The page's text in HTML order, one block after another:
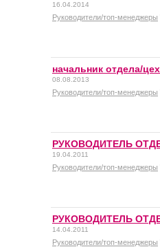
16.04.2014
Руководители/топ-менеджеры
начальник отдела/
08.08.2013
Руководители/топ-менеджеры
РУКОВОДИТЕЛЬ
19.04.2011
Руководители/топ-менеджеры
РУКОВОДИТЕЛЬ
14.04.2011
Руководители/топ-менеджеры